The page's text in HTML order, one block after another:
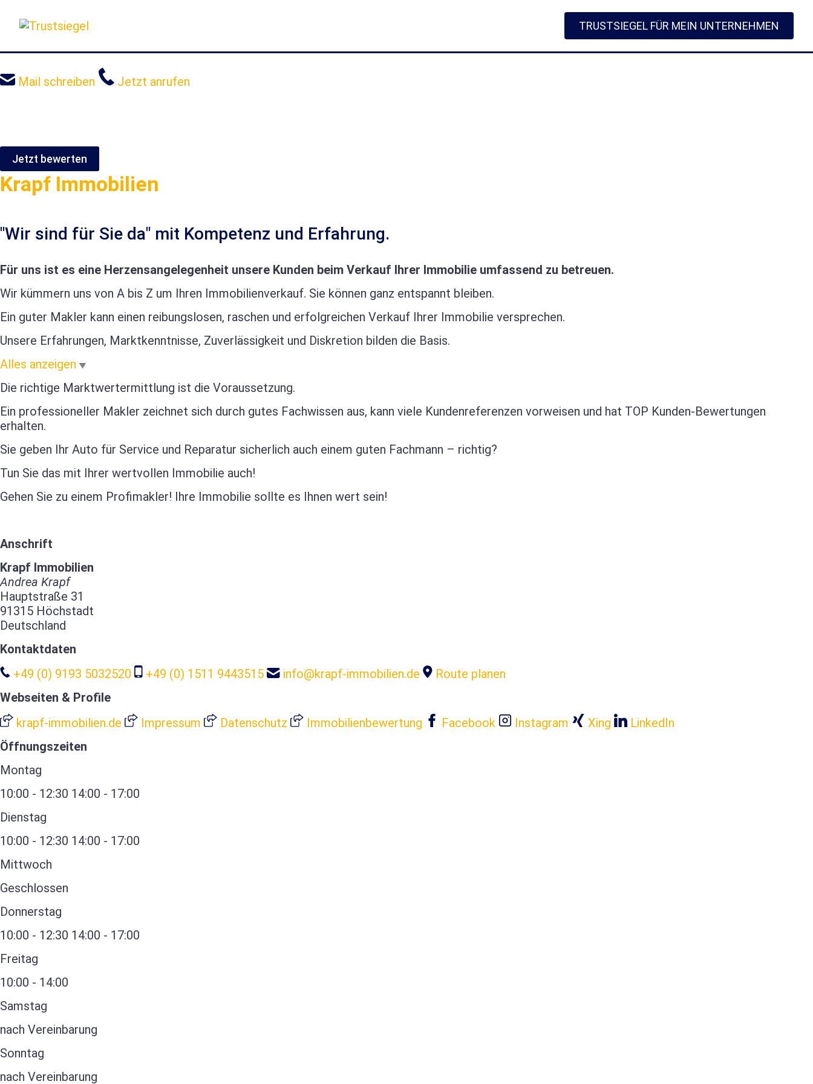
zum
TRUSTSIEGEL FÜR MEIN UNTERNEHMEN
Mail schreiben Jetzt anrufen
Jetzt bewerten
Krapf Immobilien
"Wir sind für Sie da" mit Kompetenz und Erfahrung.
Für uns ist es eine Herzensangelegenheit unsere Kunden beim Verkauf Ihrer Immobilie umfassend zu betreuen.
Wir kümmern uns von A bis Z um Ihren Immobilienverkauf. Sie können ganz entspannt bleiben.
Ein guter Makler kann einen reibungslosen, raschen und erfolgreichen Verkauf Ihrer Immobilie versprechen.
Unsere Erfahrungen, Marktkenntnisse, Zuverlässigkeit und Diskretion bilden die Basis.
Alles anzeigen
Die richtige Marktwertermittlung ist die Voraussetzung.
Ein professioneller Makler zeichnet sich durch gutes Fachwissen aus, kann viele Kundenreferenzen vorweisen und hat TOP Kunden-Bewertungen
erhalten.
Sie geben Ihr Auto für Service und Reparatur sicherlich auch einem guten Fachmann – richtig?
Tun Sie das mit Ihrer wertvollen Immobilie auch!
Gehen Sie zu einem Profimakler! Ihre Immobilie sollte es Ihnen wert sein!
Anschrift
Krapf Immobilien
Andrea Krapf
Hauptstraße 31
91315 Höchstadt
Deutschland
Kontaktdaten
+49 (0) 9193 5032520
+49 (0) 1511 9443515 info@krapf-immobilien.de
Route planen
Webseiten & Profile
krapf-immobilien.de
Impressum Datenschutz Immobilienbewertung Facebook Instagram Xing
LinkedIn
Öffnungszeiten
Montag
10:00 - 12:30 14:00 - 17:00
Dienstag
10:00 - 12:30 14:00 - 17:00
Mittwoch
Geschlossen
Donnerstag
10:00 - 12:30 14:00 - 17:00
Freitag
10:00 - 14:00
Samstag
nach Vereinbarung
Sonntag
nach Vereinbarung